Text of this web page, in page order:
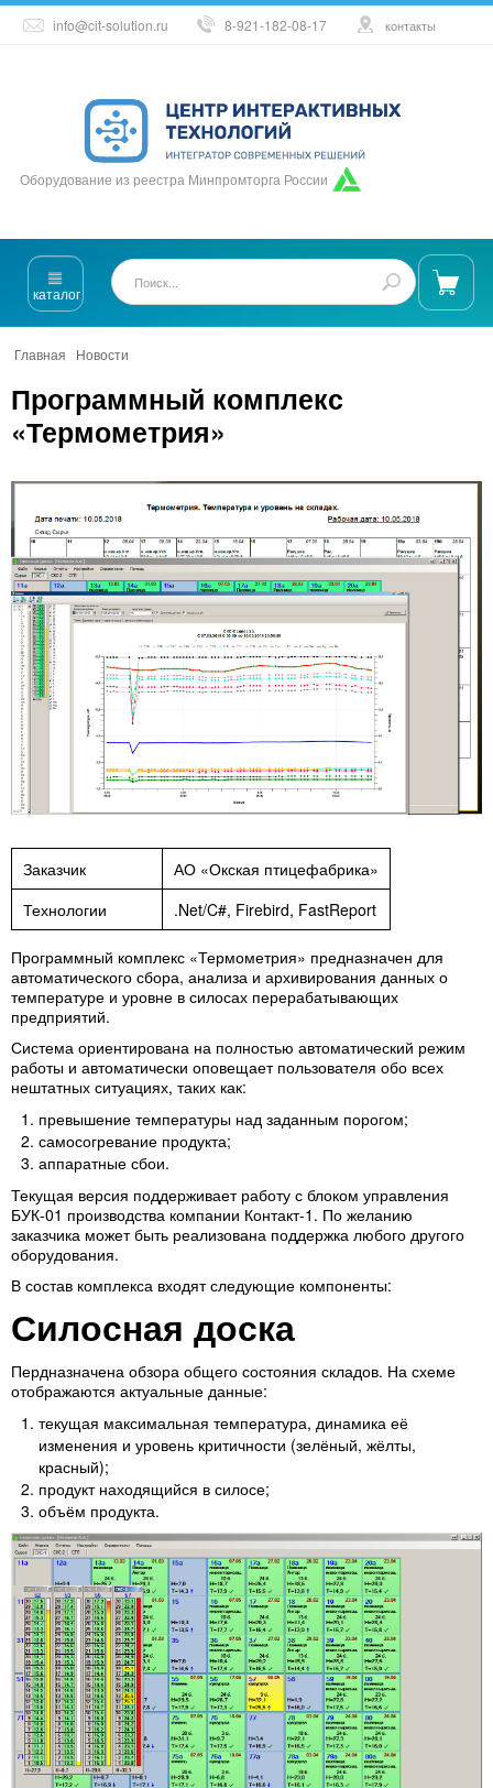
info@cit-solution.ru 8-921-182-08-17 контакты
Оборудование из реестра Минпромторга России
каталог
Главная Новости
Программный комплекс
«Термометрия»
Заказчик
АО «Окская птицефабрика»
Технологии
.Net/C#, Firebird, FastReport
Программный комплекс «Термометрия» предназначен для
автоматического сбора, анализа и архивирования данных о
температуре и уровне в силосах перерабатывающих
предприятий.
Система ориентирована на полностью автоматический режим
работы и автоматически оповещает пользователя обо всех
нештатных ситуациях, таких как:
превышение температуры над заданным порогом;
самосогревание продукта;
аппаратные сбои.
Текущая версия поддерживает работу с блоком управления
БУК-01 производства компании Контакт-1. По желанию
заказчика может быть реализована поддержка любого другого
оборудования.
В состав комплекса входят следующие компоненты:
Силосная доска
Пердназначена обзора общего состояния складов. На схеме
отображаются актуальные данные:
текущая максимальная температура, динамика её
изменения и уровень критичности (зелёный, жёлты,
красный);
продукт находящийся в силосе;
объём продукта.